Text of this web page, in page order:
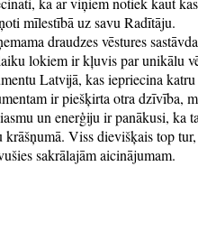
mīlestībā uz savu Radītāju.
draudzes vēstures
lokiem ir kļuvis par unikālu
Latvijā, kas iepriecina
ir piešķirta otra dzīvība,
un enerģiju ir panākusi, ka
krāšņumā. Viss dievišķais top
sakrālajām aicinājumam.